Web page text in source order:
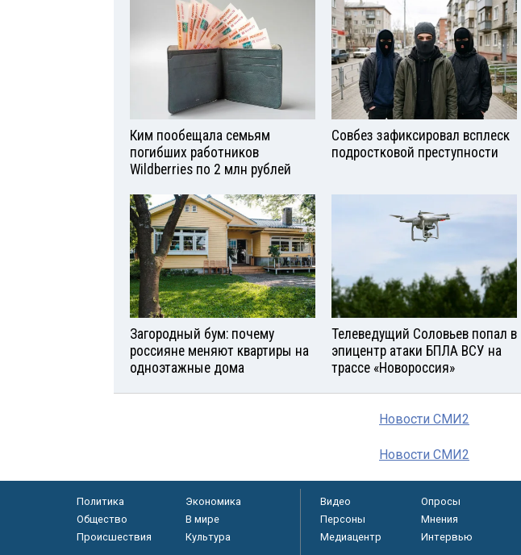
Ким пообещала семьям
погибших работников
Wildberries по 2 млн рублей
Совбез зафиксировал всплеск
подростковой преступности
Загородный бум: почему
россияне меняют квартиры на
одноэтажные дома
Телеведущий Соловьев попал в
эпицентр атаки БПЛА ВСУ на
трассе «Новороссия»
Новости СМИ2
Новости СМИ2
Политика
Экономика
Общество
В мире
Происшествия
Культура
Видео Опросы
Персоны
Мнения
Медиацентр
Интервью